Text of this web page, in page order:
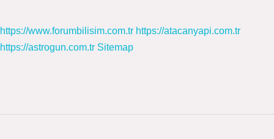
https://www.forumbilisim.com.tr https://atacanyapi.com.tr
https://astrogun.com.tr Sitemap